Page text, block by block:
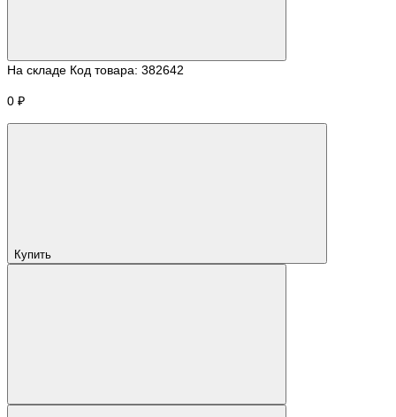
На складе Код товара: 382642
0 ₽
Купить